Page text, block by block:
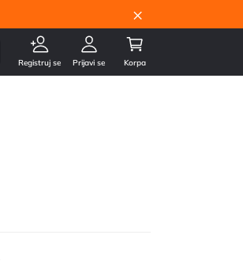
×
Registruj se Prijavi se Korpa